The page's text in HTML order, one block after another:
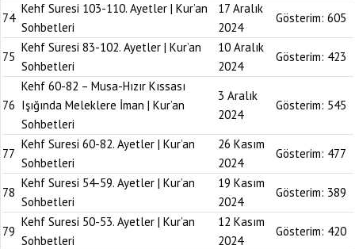
74
Kehf Suresi 103-110. Ayetler | Kur’an
Sohbetleri
17 Aralık
2024
Gösterim: 605
75
Kehf Suresi 83-102. Ayetler | Kur’an
Sohbetleri
10 Aralık
2024
Gösterim: 423
76
Kehf 60-82 – Musa-Hızır Kıssası
Işığında Meleklere İman | Kur’an
Sohbetleri
3 Aralık
2024
Gösterim: 545
77
Kehf Suresi 60-82. Ayetler | Kur’an
Sohbetleri
26 Kasım
2024
Gösterim: 477
78
Kehf Suresi 54-59. Ayetler | Kur’an
Sohbetleri
19 Kasım
2024
Gösterim: 389
79
Kehf Suresi 50-53. Ayetler | Kur’an
Sohbetleri
12 Kasım
2024
Gösterim: 420